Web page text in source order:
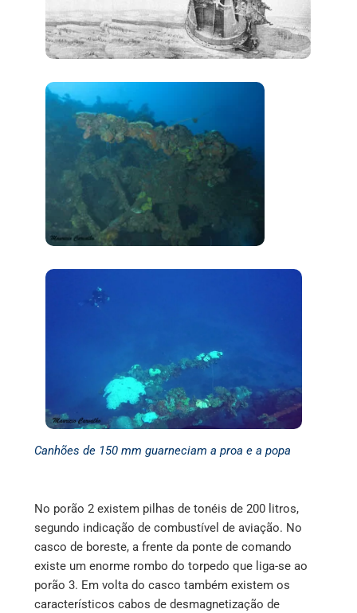
Canhões de 150 mm guarneciam a proa e a popa
No porão 2 existem pilhas de tonéis de 200 litros,
segundo indicação de combustível de aviação. No
casco de boreste, a frente da ponte de comando
existe um enorme rombo do torpedo que liga-se ao
porão 3. Em volta do casco também existem os
característicos cabos de desmagnetização de